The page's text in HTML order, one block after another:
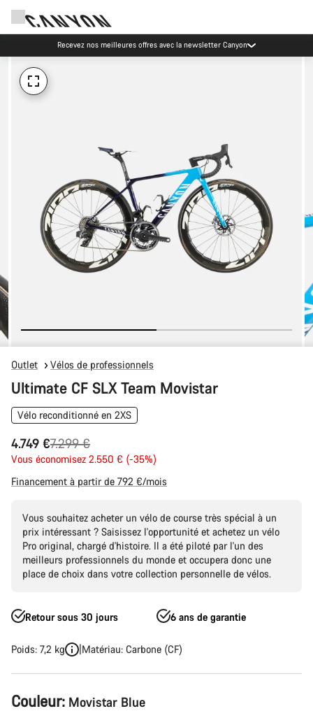
Recevez nos meilleures offres avec la newsletter Canyon
Outlet Vélos de professionnels
Ultimate CF SLX Team Movistar
Vélo reconditionné en 2XS
4.749 €
Prix
d’origine
7.299 €
Vous économisez 2.550 € (-35%)
Financement à partir de 792 €/mois
Vous souhaitez acheter un vélo de course très spécial à un
prix intéressant ? Saisissez l'opportunité et achetez un vélo
Pro original, chargé d'histoire. Il a été piloté par l'un des
meilleurs professionnels du monde et occupera donc une
place de choix dans votre collection personnelle de vélos.
Retour sous 30 jours 6 ans de garantie
Poids: 7,2 kg Matériau: Carbone (CF)
Configuration
du
Couleur: Movistar Blue